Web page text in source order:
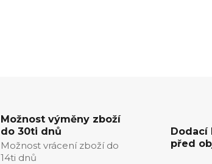
Možnost výměny zboží
do 30ti dnů
Možnost vrácení zboží do
14ti dnů
Dodací
před